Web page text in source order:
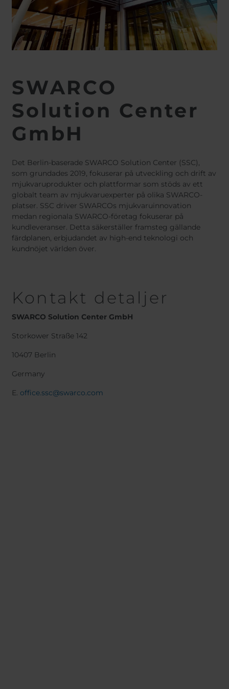
SWARCO
Solution Center
GmbH
Det Berlin-baserade SWARCO Solution Center (SSC),
som grundades 2019, fokuserar på utveckling och drift av
mjukvaruprodukter och plattformar som stöds av ett
globalt team av mjukvaruexperter på olika SWARCO-
platser. SSC driver SWARCOs mjukvaruinnovation
medan regionala SWARCO-företag fokuserar på
kundleveranser. Detta säkerställer framsteg gällande
färdplanen, erbjudandet av high-end teknologi och
kundnöjet världen över.
Kontakt detaljer
SWARCO Solution Center GmbH
Storkower Straße 142
10407 Berlin
Germany
E. office.ssc@swarco.com